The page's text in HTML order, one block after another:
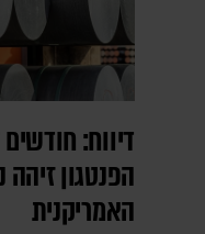
דיווח:
הפנטגון
האמריקנית